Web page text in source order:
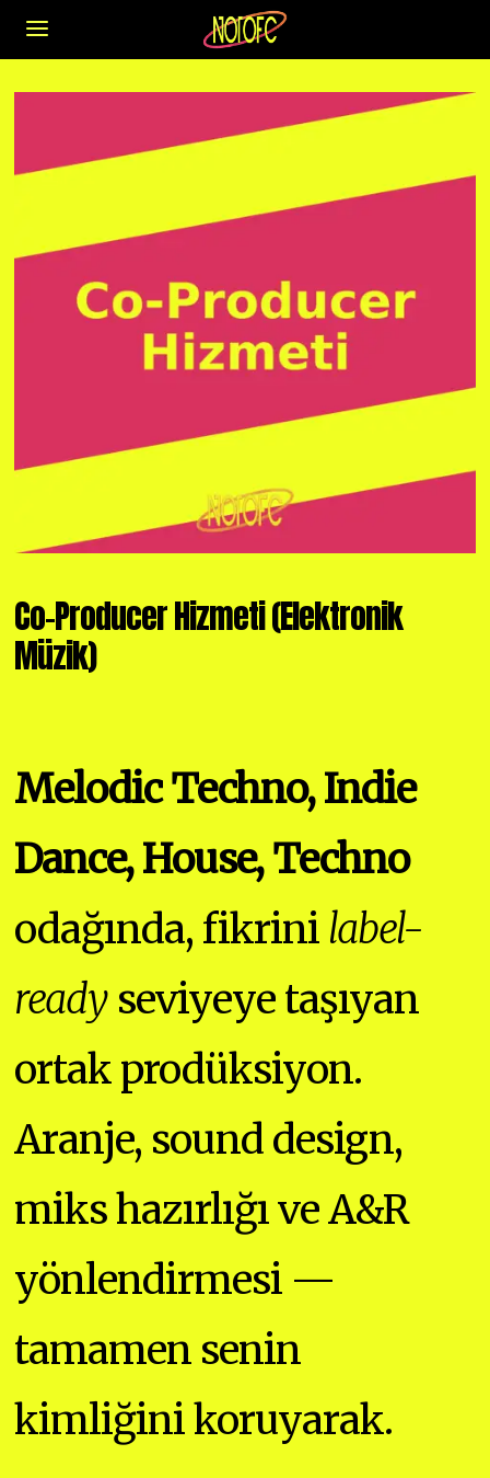
Co-Producer Hizmeti (Elektronik
Müzik)
Melodic Techno, Indie
Dance, House, Techno
odağında, fikrini label-
ready seviyeye taşıyan
ortak prodüksiyon.
Aranje, sound design,
miks hazırlığı ve A&R
yönlendirmesi —
tamamen senin
kimliğini koruyarak.